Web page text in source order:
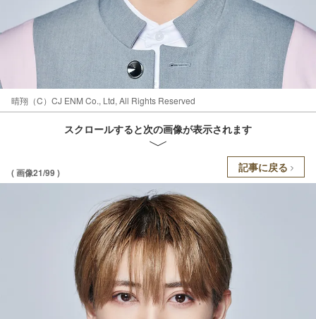
晴翔（C）CJ ENM Co., Ltd, All Rights Reserved
スクロールすると次の画像が表示されます
( 画像21/99 ) 記事に戻る